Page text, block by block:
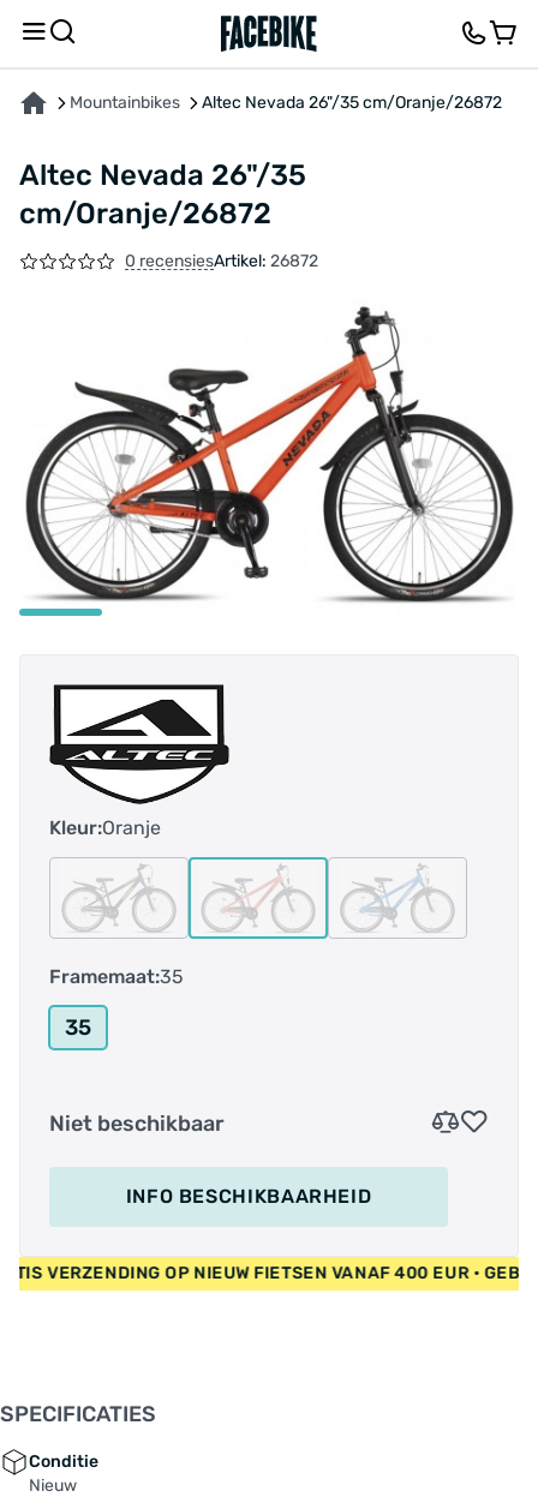
Mountainbikes Altec Nevada 26"/35 cm/Oranje/26872
Altec Nevada 26"/35
cm/Oranje/26872
0 recensiesArtikel: 26872
Kleur:Oranje
Framemaat:35
35
Niet beschikbaar
INFO BESCHIKBAARHEID
VERZENDING OP NIEUW FIETSEN VANAF 400 EUR •
SPECIFICATIES
Conditie
Nieuw
OVER HET PRODUCT KENMERKENFEEDBACK EN VRAGEN